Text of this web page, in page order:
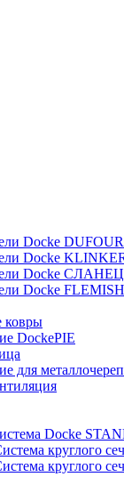
Docke DUFOUR
Docke
Docke СЛАНЕЦ
Docke FLEMISH
ковры
DockePIE
для
Docke
круглого
круглого